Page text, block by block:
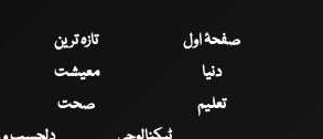
صفحۂ اول تازہ ترین
دنیا
معیشت
تعلیم
صحت